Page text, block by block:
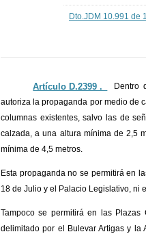
Dto.JDM 10.991 de
Artículo D.2399 ._
Dentro
autoriza la propaganda por medio de
columnas existentes, salvo las de
calzada, a una altura mínima de 2,5
mínima de 4,5 metros.
Esta propaganda no se permitirá en
18 de Julio y el Palacio Legislativo, ni
Tampoco se permitirá en las
delimitado por el Bulevar Artigas y